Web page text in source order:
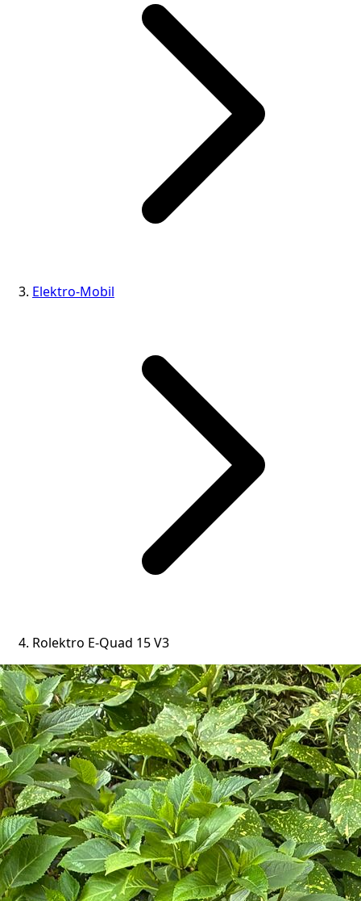
Elektro-Mobil
Rolektro E-Quad 15 V3